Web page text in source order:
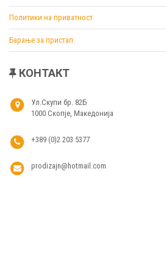
Политики на приватност
Барање за пристап
КОНТАКТ
Ул.Скупи бр. 82Б
1000 Скопје, Македонија
+389 (0)2 203 5377
prodizajn@hotmail.com